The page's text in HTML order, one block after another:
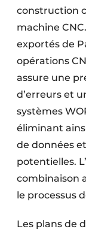
construction
machine
exportés de
opérations
assure une
d’erreurs et
systèmes
éliminant
de données
potentielles.
combinaison
le processus
Les plans de